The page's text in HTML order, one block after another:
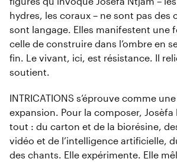
hydres, les coraux – ne sont pas des
sont langage. Elles manifestent une
celle de construire dans l’ombre en
fin. Le vivant, ici, est résistance. Il
soutient.
INTRICATIONS s’éprouve comme
expansion. Pour la composer, Josèfa
tout : du carton et de la biorésine,
vidéo et de l’intelligence artificielle,
des chants. Elle expérimente. Elle